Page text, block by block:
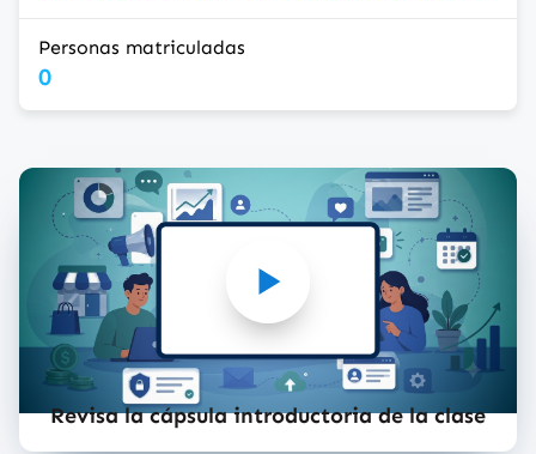
Personas matriculadas
0
Revisa la cápsula introductoria de la clase